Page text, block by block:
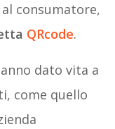
consumatore,
QRcode.
dato vita a
come quello